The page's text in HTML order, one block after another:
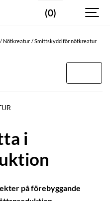
(0)
Nötkreatur
Smittskydd för nötkreatur
i
på förebyggande